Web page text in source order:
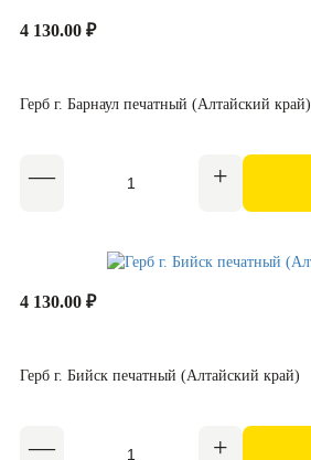
4 130.00 ₽
Герб г. Барнаул печатный (Алтайский край)
4 130.00 ₽
Герб г. Бийск печатный (Алтайский край)